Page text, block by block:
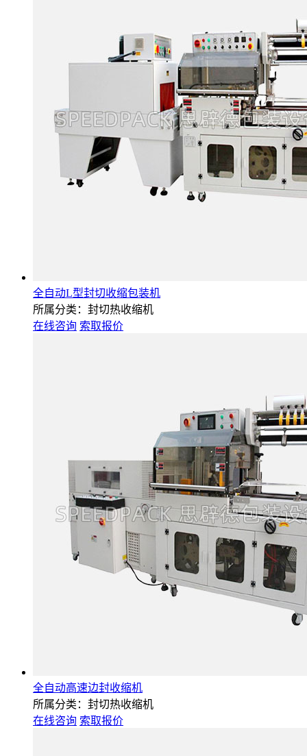
全自动L型封切收缩包装机
所属分类：封切热收缩机
在线咨询 索取报价
全自动高速边封收缩机
所属分类：封切热收缩机
在线咨询 索取报价